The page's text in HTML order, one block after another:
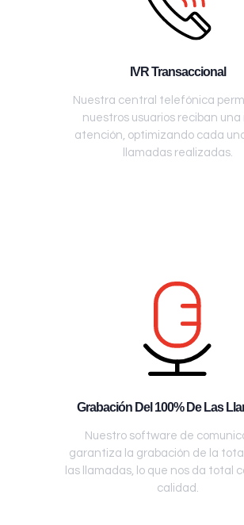
IVR Transaccional
Nuestra central telefónica
nuestros usuarios reciban una
atención, optimizando cada
llamadas realizadas.
Grabación Del 100% De Las
Nuestro software de
garantiza la grabación de la
las llamadas, lo que nos da total
calidad.